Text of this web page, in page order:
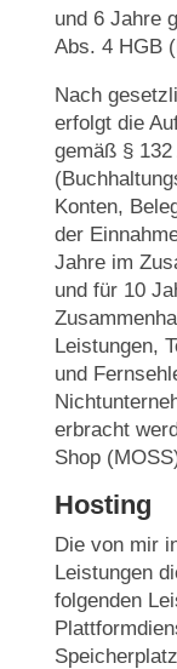
und 6 Jahre
Abs. 4 HGB
Nach
erfolgt die
gemäß §
Konten,
der
Jahre im
und für 10
Leistungen,
und
erbracht
Shop
Hosting
Die von mir
Leistungen
folgenden